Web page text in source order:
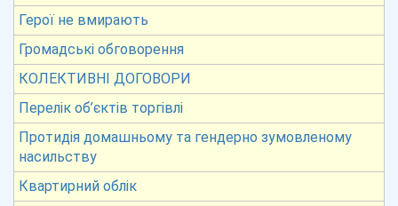
Герої не вмирають
Громадські обговорення
КОЛЕКТИВНІ ДОГОВОРИ
Перелік об’єктів торгівлі
Протидія домашньому та гендерно зумовленому
насильству
Квартирний облік